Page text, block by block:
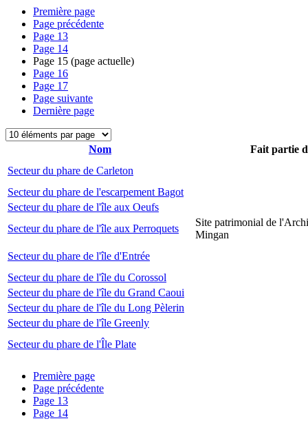
Première page
Page précédente
Page 13
Page 14
Page 15 (page actuelle)
Page 16
Page 17
Page suivante
Dernière page
Nom
Fait partie
Secteur du phare de Carleton
Secteur du phare de l'escarpement Bagot
Secteur du phare de l'île aux Oeufs
Secteur du phare de l'île aux Perroquets
Site patrimonial de
Mingan
Secteur du phare de l'île d'Entrée
Secteur du phare de l'île du Corossol
Secteur du phare de l'île du Grand Caoui
Secteur du phare de l'île du Long Pèlerin
Secteur du phare de l'île Greenly
Secteur du phare de l'Île Plate
Première page
Page précédente
Page 13
Page 14